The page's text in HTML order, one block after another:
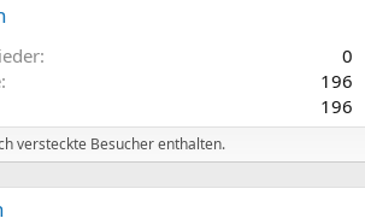
i
m
m
i
m
m
0
196
196
versteckte Besucher enthalten.